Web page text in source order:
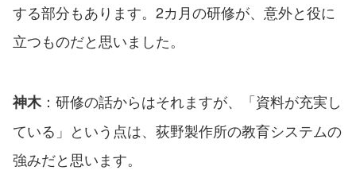
する部分もあります。2カ月の研修が、意外と役に
立つものだと思いました。
神木：研修の話からはそれますが、「資料が充実し
ている」という点は、荻野製作所の教育システムの
強みだと思います。